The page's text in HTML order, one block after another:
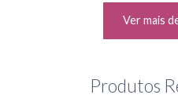
Ver mais
Produtos